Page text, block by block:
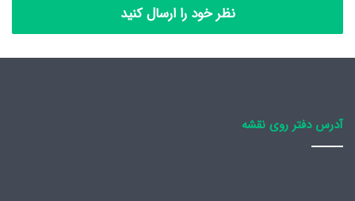
نظر خود را ارسال کنید
آدرس دفتر روی نقشه